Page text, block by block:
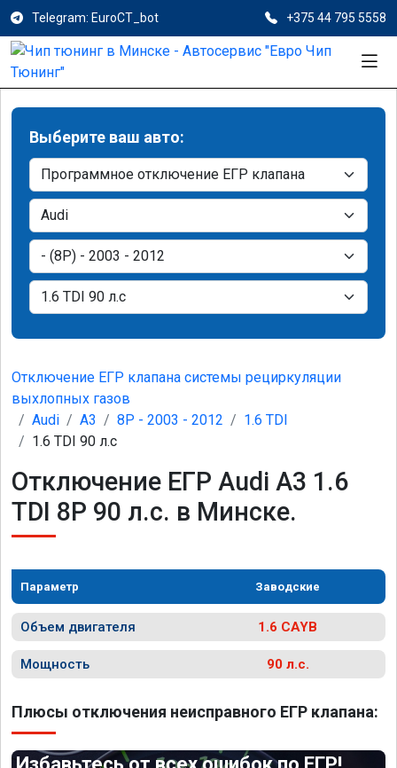
Telegram: EuroCT_bot +375 44 795 5558
Выберите ваш авто:
Отключение ЕГР клапана системы рециркуляции
выхлопных газов
Audi
A3 8P - 2003 - 2012
1.6 TDI
1.6 TDI 90 л.с
Отключение ЕГР Audi A3 1.6
TDI 8P 90 л.с. в Минске.
Параметр Заводские
Объем двигателя 1.6 CAYB
Мощность 90 л.с.
Плюсы отключения неисправного ЕГР клапана: